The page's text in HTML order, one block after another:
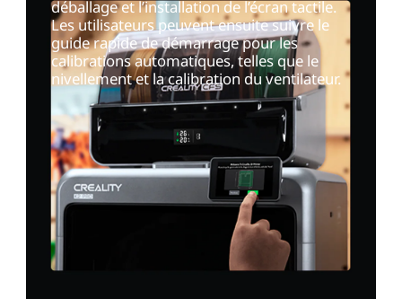
déballage et l’installation de l’écran tactile.
Les utilisateurs peuvent ensuite suivre le
guide rapide de démarrage pour les
calibrations automatiques, telles que le
nivellement et la calibration du ventilateur.